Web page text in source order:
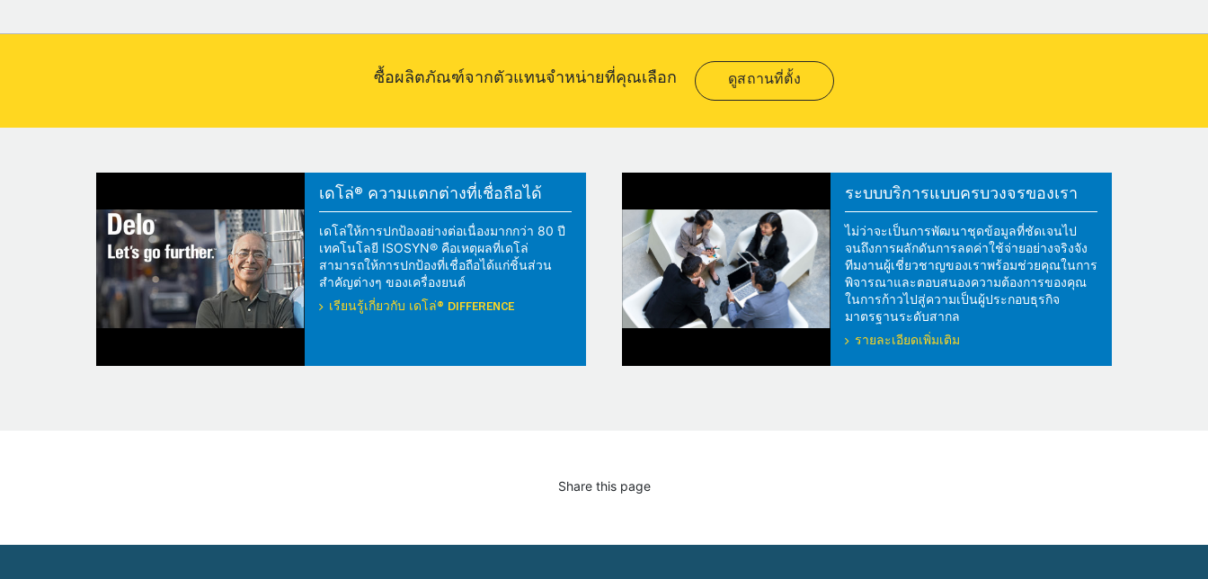
ซื้อผลิตภัณฑ์จากตัวแทนจำหน่ายที่คุณเลือก ดูสถานที่ตั้ง
เดโล่® ความแตกต่างที่เชื่อถือได้
เดโล่ให้การปกป้องอย่างต่อเนื่องมากกว่า 80 ปี
เทคโนโลยี ISOSYN® คือเหตุผลที่เดโล่
สามารถให้การปกป้องที่เชื่อถือได้แก่ชิ้นส่วน
สำคัญต่างๆ ของเครื่องยนต์
เรียนรู้เกี่ยวกับ เดโล่® DIFFERENCE
ระบบบริการแบบครบวงจรของเรา
ไม่ว่าจะเป็นการพัฒนาชุดข้อมูลที่ชัดเจนไป
จนถึงการผลักดันการลดค่าใช้จ่ายอย่างจริงจัง
ทีมงานผู้เชี่ยวชาญของเราพร้อมช่วยคุณในการ
พิจารณาและตอบสนองความต้องการของคุณ
ในการก้าวไปสู่ความเป็นผู้ประกอบธุรกิจ
มาตรฐานระดับสากล
รายละเอียดเพิ่มเติม
Share this page